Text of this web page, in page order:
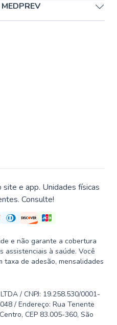
site e app. Unidades físicas
Consulte!
e não garante a cobertura
assistenciais à saúde. Você
taxa de adesão, mensalidades
/ CNPJ: 19.258.530/0001-
/ Endereço: Rua Tenente
CEP 83.005-360, São